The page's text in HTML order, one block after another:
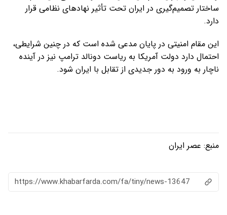
ساختار تصمیم‌گیری در ایران تحت تأثیر نهادهای نظامی قرار
دارد.
این مقام امنیتی در پایان مدعی شده است که در چنین شرایطی،
احتمال دارد دولت آمریکا به ریاست دونالد ترامپ نیز در آینده
ناچار به ورود به دور جدیدی از تقابل با ایران شود.
منبع: عصر ایران
https://www.khabarfarda.com/fa/tiny/news-13647